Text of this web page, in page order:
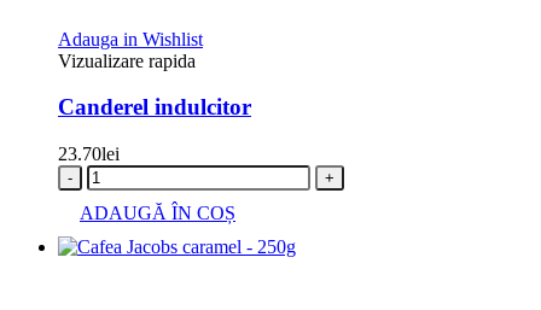
Adauga in Wishlist
Vizualizare rapida
Canderel indulcitor
23.70lei
- +
ADAUGĂ ÎN COȘ